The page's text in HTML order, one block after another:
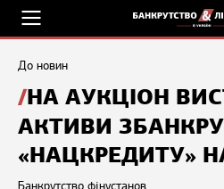
До новин
НА АУКЦІОН
АКТИВИ
«НАЦКРЕДИТУ»
Банкрутство фінустанов